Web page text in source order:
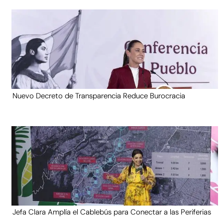
Nuevo Decreto de Transparencia Reduce Burocracia
Jefa Clara Amplía el Cablebús para Conectar a las Periferias